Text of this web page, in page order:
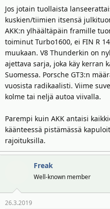
Jos jotain tuollaista
kuskien/tiimien itsensä
AKK:n ylhäältäpäin framille
toiminut Turbo1600, ei FIN R
muukaan. V8 Thunderkin on
ajettava sarja, joka käy kerran
Suomessa. Porsche GT3:n
vuosista radikaalisti. Viime
kolme tai neljä autoa viivalla.
Parempi kuin AKK antaisi
käänteessä pistämässä
rajoituksilla.
Freak
Well-known member
26.3.2019